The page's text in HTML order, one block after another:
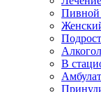
Пивной
В